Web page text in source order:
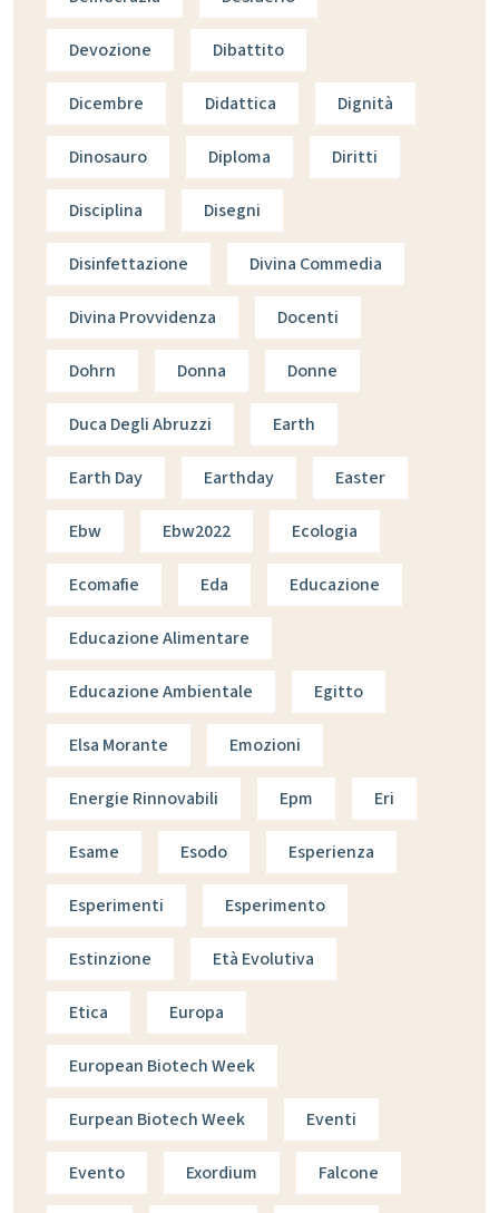
Devozione Dibattito
Dicembre Didattica Dignità
Dinosauro Diploma Diritti
Disciplina Disegni
Disinfettazione Divina Commedia
Divina Provvidenza Docenti
Dohrn Donna Donne
Duca Degli Abruzzi Earth
Earth Day Earthday Easter
Ebw Ebw2022 Ecologia
Ecomafie Eda Educazione
Educazione Alimentare
Educazione Ambientale Egitto
Elsa Morante Emozioni
Energie Rinnovabili Epm Eri
Esame Esodo Esperienza
Esperimenti Esperimento
Estinzione Età Evolutiva
Etica Europa
European Biotech Week
Eurpean Biotech Week Eventi
Evento Exordium Falcone